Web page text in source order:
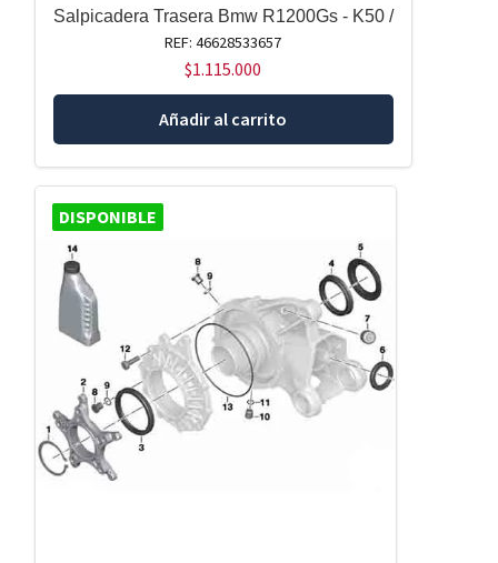
Salpicadera Trasera Bmw R1200Gs - K50 /
REF: 46628533657
$1.115.000
Añadir al carrito
DISPONIBLE